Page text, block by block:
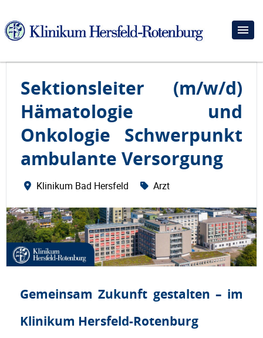
Sektionsleiter (m/w/d)
Hämatologie und
Onkologie Schwerpunkt
ambulante Versorgung
Klinikum Bad Hersfeld Arzt
Gemeinsam Zukunft gestalten – im
Klinikum Hersfeld-Rotenburg